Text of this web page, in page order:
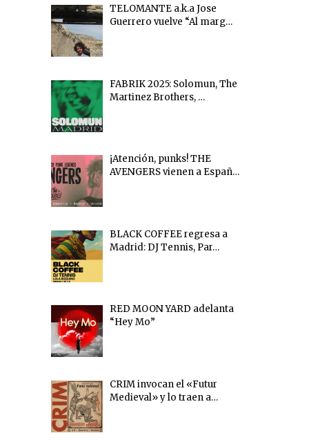
TELOMANTE a.k.a Jose
Guerrero vuelve “Al marg…
FABRIK 2025: Solomun, The
Martinez Brothers, …
¡Atención, punks! THE
AVENGERS vienen a Españ…
BLACK COFFEE regresa a
Madrid: DJ Tennis, Par…
RED MOON YARD adelanta
“Hey Mo”
CRIM invocan el «Futur
Medieval» y lo traen a…